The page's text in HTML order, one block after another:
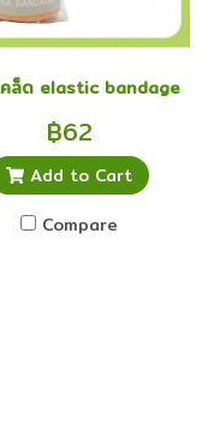
ลาสติก ผ้ายืดพันเคล็ด 6 นิ้
คล็ด elastic bandage อี
฿62
Add to Cart
Compare